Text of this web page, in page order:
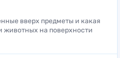
вверх предметы и какая
животных на поверхности